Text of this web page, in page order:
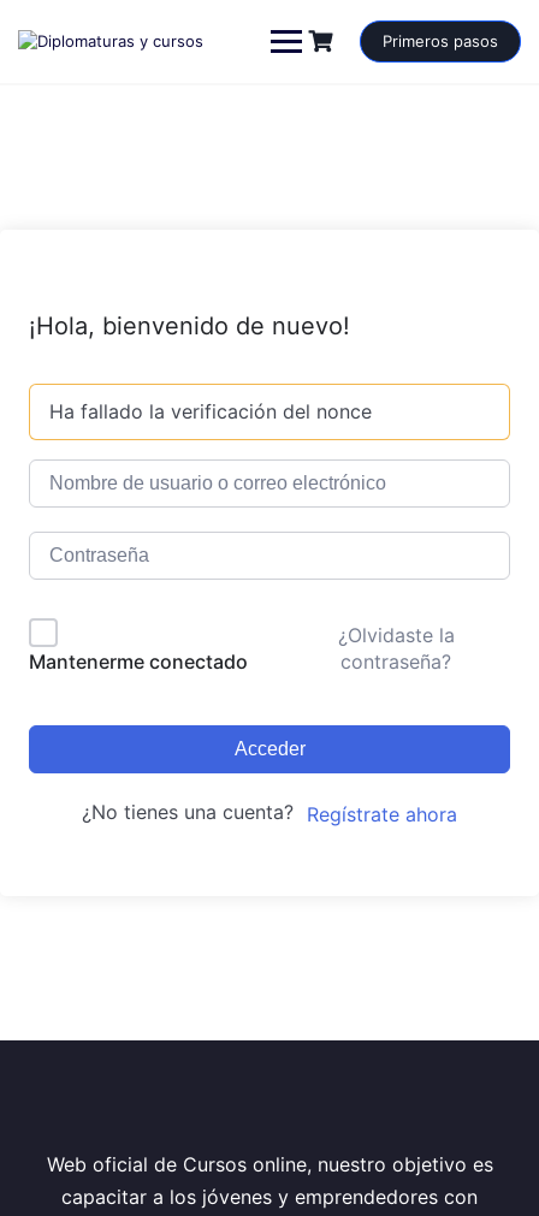
contenido
Primeros pasos
¡Hola, bienvenido de nuevo!
Ha fallado la verificación del nonce
Mantenerme conectado
¿Olvidaste la
contraseña?
Acceder
¿No tienes una cuenta? Regístrate ahora
Web oficial de Cursos online, nuestro objetivo es
capacitar a los jóvenes y emprendedores con